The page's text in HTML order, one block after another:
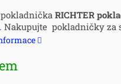
RICHTER
. Nakupujte pokladničky za